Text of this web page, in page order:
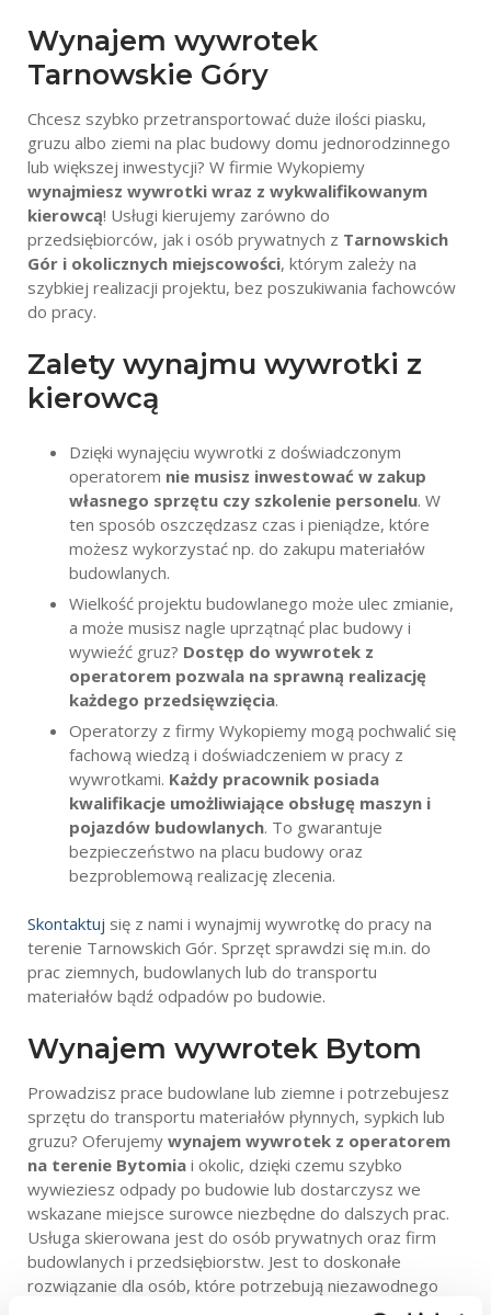
Wynajem wywrotek
Tarnowskie Góry
Chcesz szybko przetransportować duże ilości piasku,
gruzu albo ziemi na plac budowy domu jednorodzinnego
lub większej inwestycji? W firmie Wykopiemy
wynajmiesz wywrotki wraz z wykwalifikowanym
kierowcą! Usługi kierujemy zarówno do
przedsiębiorców, jak i osób prywatnych z Tarnowskich
Gór i okolicznych miejscowości, którym zależy na
szybkiej realizacji projektu, bez poszukiwania fachowców
do pracy.
Zalety wynajmu wywrotki z
kierowcą
Dzięki wynajęciu wywrotki z doświadczonym
operatorem nie musisz inwestować w zakup
własnego sprzętu czy szkolenie personelu. W
ten sposób oszczędzasz czas i pieniądze, które
możesz wykorzystać np. do zakupu materiałów
budowlanych.
Wielkość projektu budowlanego może ulec zmianie,
a może musisz nagle uprzątnąć plac budowy i
wywieźć gruz? Dostęp do wywrotek z
operatorem pozwala na sprawną realizację
każdego przedsięwzięcia.
Operatorzy z firmy Wykopiemy mogą pochwalić się
fachową wiedzą i doświadczeniem w pracy z
wywrotkami. Każdy pracownik posiada
kwalifikacje umożliwiające obsługę maszyn i
pojazdów budowlanych. To gwarantuje
bezpieczeństwo na placu budowy oraz
bezproblemową realizację zlecenia.
Skontaktuj się z nami i wynajmij wywrotkę do pracy na
terenie Tarnowskich Gór. Sprzęt sprawdzi się m.in. do
prac ziemnych, budowlanych lub do transportu
materiałów bądź odpadów po budowie.
Wynajem wywrotek Bytom
Prowadzisz prace budowlane lub ziemne i potrzebujesz
sprzętu do transportu materiałów płynnych, sypkich lub
gruzu? Oferujemy wynajem wywrotek z operatorem
na terenie Bytomia i okolic, dzięki czemu szybko
wywieziesz odpady po budowie lub dostarczysz we
wskazane miejsce surowce niezbędne do dalszych prac.
Usługa skierowana jest do osób prywatnych oraz firm
budowlanych i przedsiębiorstw. Jest to doskonałe
rozwiązanie dla osób, które potrzebują niezawodnego
sprzętu i szybkiego transportu materiałów budowlanych,